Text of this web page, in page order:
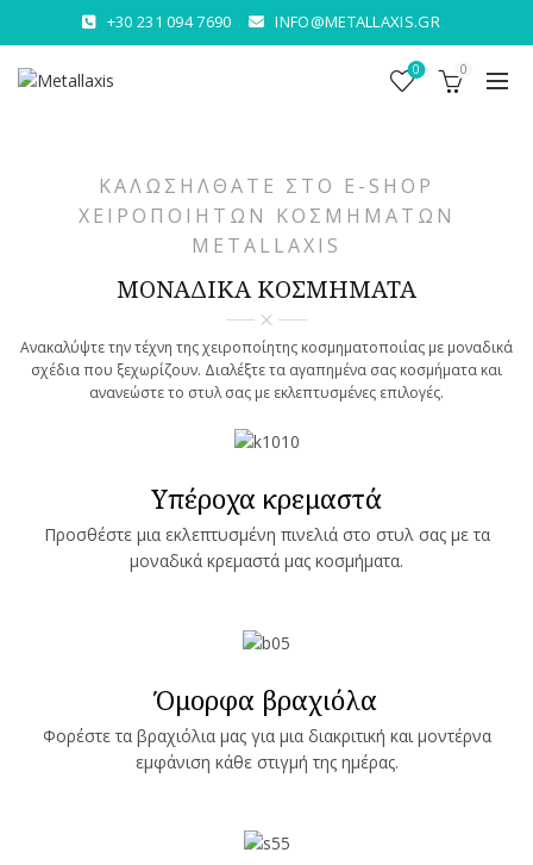
+30 231 094 7690 INFO@METALLAXIS.GR
0 0
ΚΑΛΩΣΗΛΘΑΤΕ ΣΤΟ E-SHOP
ΧΕΙΡΟΠΟΙΗΤΩΝ ΚΟΣΜΗΜΑΤΩΝ
METALLAXIS
ΜΟΝΑΔΙΚΑ ΚΟΣΜΗΜΑΤΑ
Ανακαλύψτε την τέχνη της χειροποίητης κοσμηματοποιίας με μοναδικά
σχέδια που ξεχωρίζουν. Διαλέξτε τα αγαπημένα σας κοσμήματα και
ανανεώστε το στυλ σας με εκλεπτυσμένες επιλογές.
Υπέροχα κρεμαστά
Προσθέστε μια εκλεπτυσμένη πινελιά στο στυλ σας με τα
μοναδικά κρεμαστά μας κοσμήματα.
Όμορφα βραχιόλα
Φορέστε τα βραχιόλια μας για μια διακριτική και μοντέρνα
εμφάνιση κάθε στιγμή της ημέρας.